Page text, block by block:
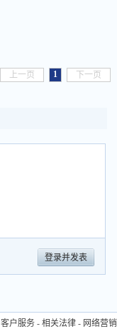
上一页 1 下一页
登录并发表
客户服务 - 相关法律 - 网络营销